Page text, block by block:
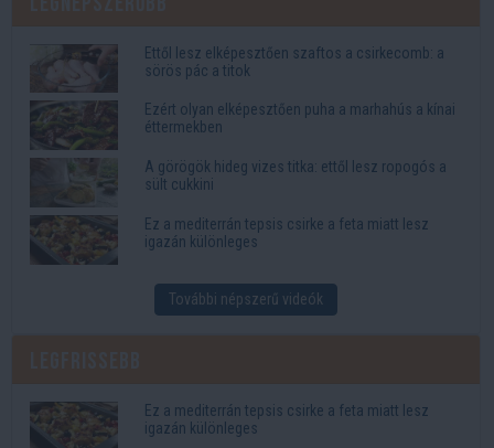
Ettől lesz elképesztően szaftos a csirkecomb: a
sörös pác a titok
Ezért olyan elképesztően puha a marhahús a kínai
éttermekben
A görögök hideg vizes titka: ettől lesz ropogós a
sült cukkini
Ez a mediterrán tepsis csirke a feta miatt lesz
igazán különleges
További népszerű videók
Ez a mediterrán tepsis csirke a feta miatt lesz
igazán különleges